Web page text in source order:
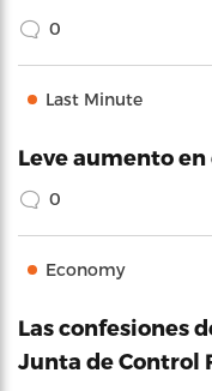
0
Last Minute
Leve aumento en
0
Economy
Las confesiones
Junta de Control